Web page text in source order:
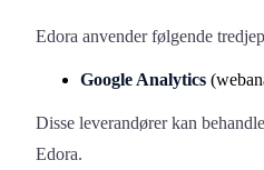
Edora anvender følgende
Google Analytics
Disse leverandører kan
Edora.